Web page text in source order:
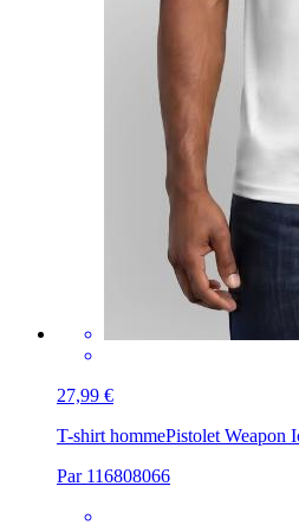
27,99 €
T-shirt hommePistolet Weapon
Par 116808066